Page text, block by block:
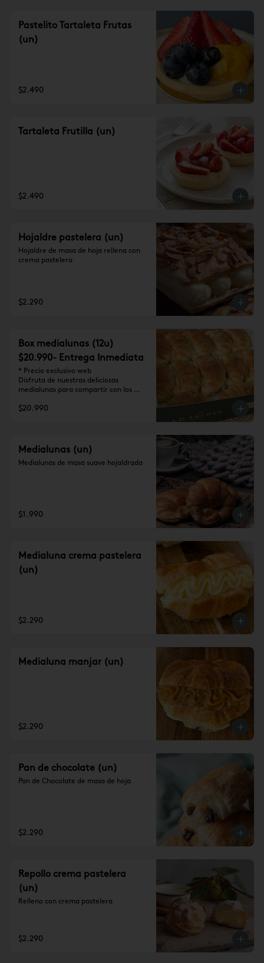
Pastelito Tartaleta Frutas
(un)
$2.490
Tartaleta Frutilla (un)
$2.490
Hojaldre pastelera (un)
Hojaldre de masa de hoja rellena con
crema pastelera
$2.290
Box medialunas (12u)
$20.990- Entrega Inmediata
* Precio exclusivo web
Disfruta de nuestras deliciosas
medialunas para compartir con los
$20.990
Medialunas (un)
Medialunas de masa suave hojaldrada
$1.990
Medialuna crema pastelera
(un)
$2.290
Medialuna manjar (un)
$2.290
Pan de chocolate (un)
Pan de Chocolate de masa de hoja
$2.290
Repollo crema pastelera
(un)
Relleno con crema pastelera
$2.290